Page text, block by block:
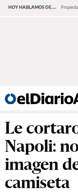
HOY HABLAMOS DE...
Le
Napoli:
imagen
camiseta